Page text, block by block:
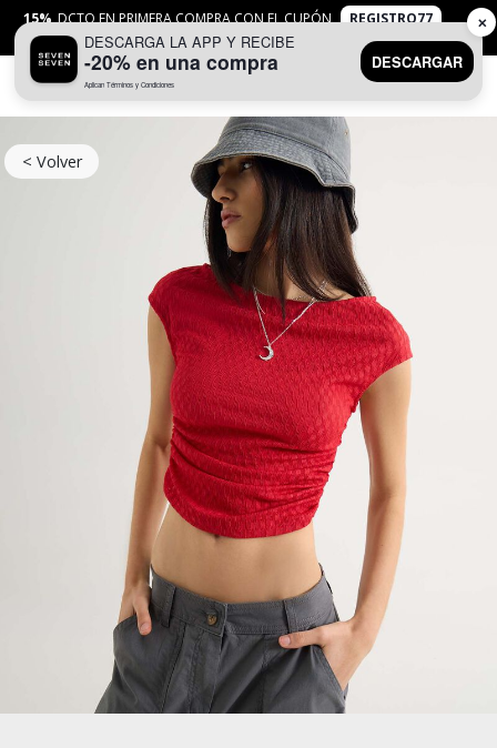
15% DCTO EN PRIMERA COMPRA CON EL CUPÓN
REGISTRO77
APLICANTYC
< Volver
DESCARGA LA APP Y RECIBE
-20% en una compra
Aplican Términos y Condiciones
DESCARGAR
✕